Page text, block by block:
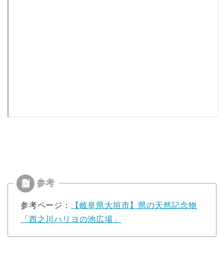
参考ページ：
【岐阜県大垣市】県の天然記念物
「西之川ハリヨの池広場」